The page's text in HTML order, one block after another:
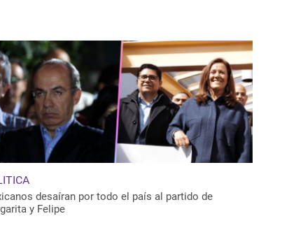
desaíran por todo el país al partido de
y Felipe